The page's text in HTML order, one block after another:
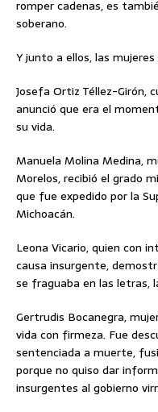
romper cadenas, es
soberano.
Y junto a ellos, las
Josefa Ortiz Téllez-Girón,
anunció que era el
su vida.
Manuela Molina Medina,
Morelos, recibió el grado
que fue expedido por la
Michoacán.
Leona Vicario, quien con
causa insurgente,
se fraguaba en las letras,
Gertrudis Bocanegra,
vida con firmeza. Fue
sentenciada a muerte,
porque no quiso dar
insurgentes al gobierno